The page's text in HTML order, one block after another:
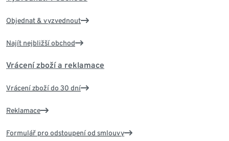
Objednat & vyzvednout
Najít nejbližší obchod
Vrácení zboží a reklamace
Vrácení zboží do 30 dní
Reklamace
Formulář pro odstoupení od smlouvy